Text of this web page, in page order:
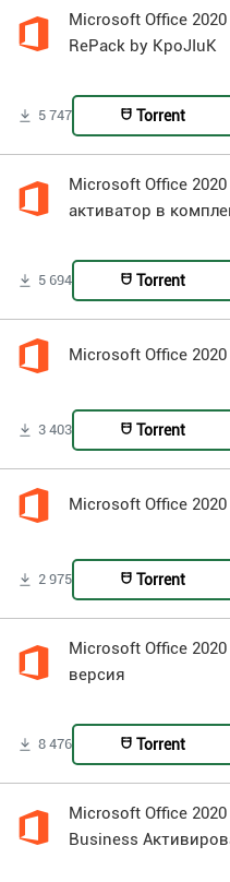
Microsoft Office
RePack by KpoJIuK
5 747 Torrent
Microsoft Office
активатор в
5 694 Torrent
Microsoft Office
3 403 Torrent
Microsoft Office
2 975 Torrent
Microsoft Office
версия
8 476 Torrent
Microsoft Office
Business